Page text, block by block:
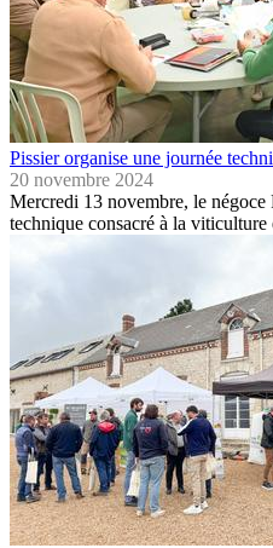
Pissier organise une journée
20 novembre 2024
Mercredi 13 novembre, le négoce
technique consacré à la